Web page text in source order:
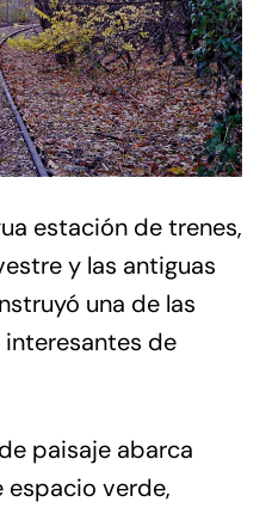
estación de trenes,
y las antiguas
una de las
de
paisaje abarca
espacio verde,